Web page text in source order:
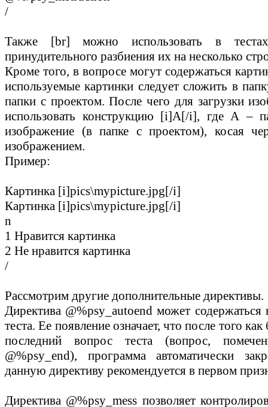
/
Также [br] можно использовать в
принудительного разбиения их на несколько
Кроме того, в вопросе могут содержаться
используемые картинки следует сложить в
папки с проектом. После чего для загрузки
использовать конструкцию [i]А[/i], где А –
изображение (в папке с проектом), косая
изображением.
Пример:
Картинка [i]pics\mypicture.jpg[/i]
Картинка [i]pics\mypicture.jpg[/i]
n
1 Нравится картинка
2 Не нравится картинка
/
Рассмотрим другие дополнительные директивы.
Директива @%psy_autoend может
теста. Ее появление означает, что после того как
последний вопрос теста (вопрос,
@%psy_end), программа автоматически
данную директиву рекомендуется в первом
Директива @%psy_mess позволяет